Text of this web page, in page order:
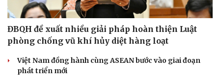
ĐBQH đề xuất nhiều giải pháp hoàn thiện Luật
phòng chống vũ khí hủy diệt hàng loạt
Việt Nam đồng hành cùng ASEAN bước vào giai đoạn
phát triển mới